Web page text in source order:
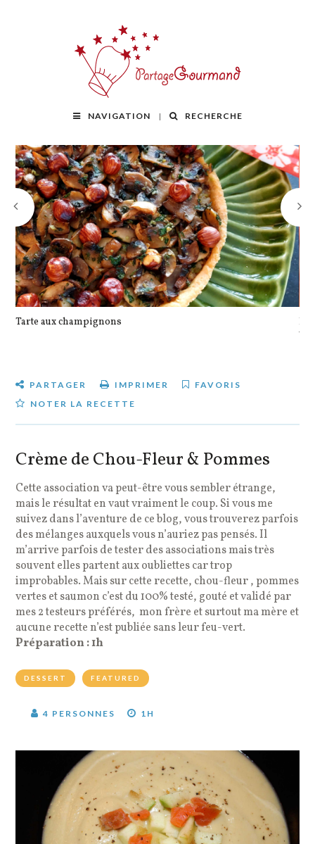
NAVIGATION RECHERCHE
Tarte aux champignons
PARTAGER IMPRIMER
FAVORIS
NOTER LA RECETTE
Crème de Chou-Fleur & Pommes
Cette association va peut-être vous sembler étrange,
mais le résultat en vaut vraiment le coup. Si vous me
suivez dans l’aventure de ce blog, vous trouverez parfois
des mélanges auxquels vous n’auriez pas pensés. Il
m’arrive parfois de tester des associations mais très
souvent elles partent aux oubliettes car trop
improbables. Mais sur cette recette, chou-fleur , pommes
vertes et saumon c’est du 100% testé, gouté et validé par
mes 2 testeurs préférés, mon frère et surtout ma mère et
aucune recette n’est publiée sans leur feu-vert.
Préparation : 1h
DESSERT FEATURED
4 PERSONNES 1H